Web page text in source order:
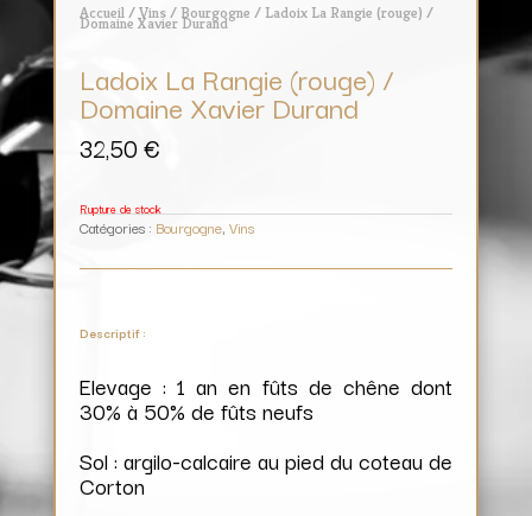
Accueil/Vins/ Bourgogne / Ladoix La Rangie (rouge) /
Domaine Xavier Durand
Ladoix La Rangie (rouge) /
Domaine Xavier Durand
32,50€
Rupture de stock
Catégories : Bourgogne, Vins
Descriptif :
Elevage : 1 an en fûts de chêne dont
30% à 50% de fûts neufs
Sol : argilo-calcaire au pied du coteau de
Corton